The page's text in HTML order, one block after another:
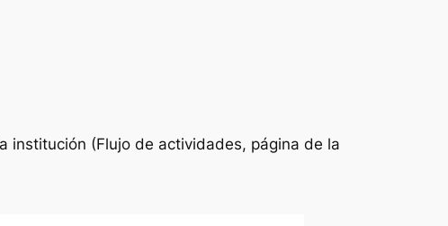
institución (Flujo de actividades, página de la